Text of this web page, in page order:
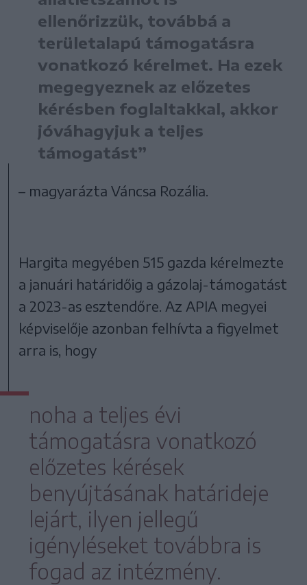
ellenőrizzük, továbbá a
területalapú támogatásra
vonatkozó kérelmet. Ha ezek
megegyeznek az előzetes
kérésben foglaltakkal, akkor
jóváhagyjuk a teljes
támogatást”
– magyarázta Váncsa Rozália.
Hargita megyében 515 gazda kérelmezte
a januári határidőig a gázolaj-támogatást
a 2023-as esztendőre. Az APIA megyei
képviselője azonban felhívta a figyelmet
arra is, hogy
noha a teljes évi
támogatásra vonatkozó
előzetes kérések
benyújtásának határideje
lejárt, ilyen jellegű
igényléseket továbbra is
fogad az intézmény.